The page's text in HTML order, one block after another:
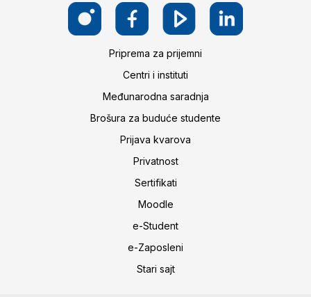
Priprema za prijemni
Centri i instituti
Međunarodna saradnja
Brošura za buduće studente
Prijava kvarova
Privatnost
Sertifikati
Moodle
e-Student
e-Zaposleni
Stari sajt